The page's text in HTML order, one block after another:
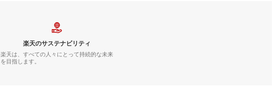
楽天のサステナビリティ
楽天は、すべての人々にとって持続的な未来
を目指します。